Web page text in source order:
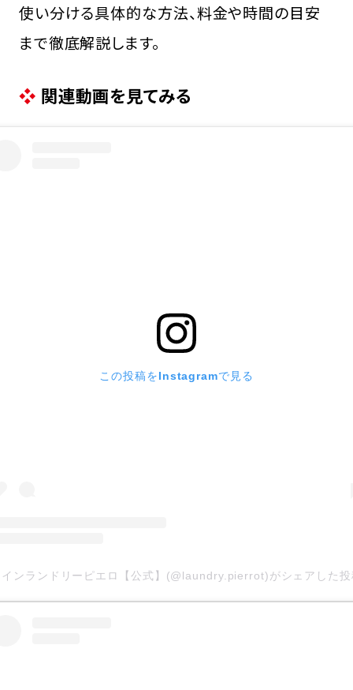
使い分ける具体的な方法、料金や時間の目安
まで徹底解説します。
関連動画を見てみる
この投稿をInstagramで見る
ンランドリーピエロ【公式】(@laundry.pierrot)がシェアした